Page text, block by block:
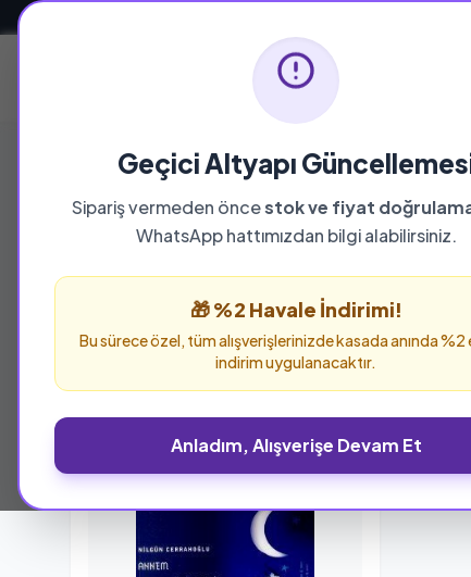
Geçici Altyapı
Sipariş vermeden öncestok ve fiyat
WhatsApp hattımızdan bilgi alabilirsiniz.
🎁 %2 Havale İndirimi!
Bu sürece özel, tüm alışverişlerinizde kasada anında %2
indirim uygulanacaktır.
Anladım, Alışverişe Devam Et
YAYINEVI
Om Yayınevi
Om Yayınevi yayınevine ait tüm eserleri
verebilirsiniz.